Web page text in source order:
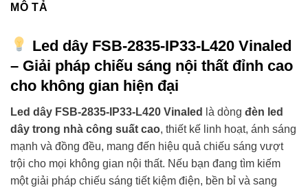
MÔ TẢ
Led dây FSB-2835-IP33-L420 Vinaled
– Giải pháp chiếu sáng nội thất đỉnh cao
cho không gian hiện đại
Led dây FSB-2835-IP33-L420 Vinaled là dòng đèn led
dây trong nhà công suất cao, thiết kế linh hoạt, ánh sáng
mạnh và đồng đều, mang đến hiệu quả chiếu sáng vượt
trội cho mọi không gian nội thất. Nếu bạn đang tìm kiếm
một giải pháp chiếu sáng tiết kiệm điện, bền bỉ và sang